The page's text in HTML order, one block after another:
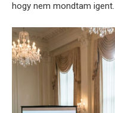
hogy nem mondtam igent.